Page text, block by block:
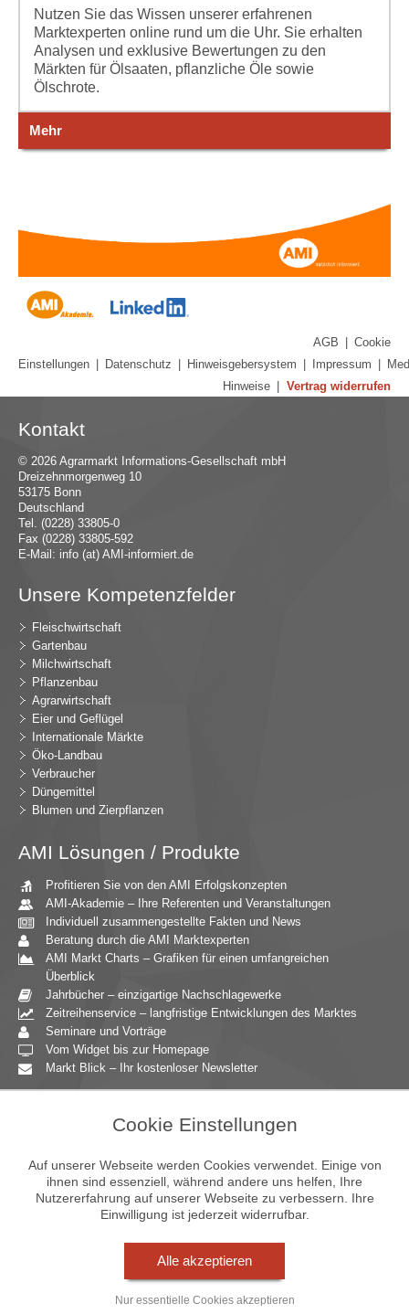
Nutzen Sie das Wissen unserer erfahrenen
Marktexperten online rund um die Uhr. Sie erhalten
Analysen und exklusive Bewertungen zu den
Märkten für Ölsaaten, pflanzliche Öle sowie
Ölschrote.
Mehr
AGB
Cookie
Einstellungen
Datenschutz Hinweisgebersystem Impressum
Hinweise
Vertrag widerrufen
Kontakt
© 2026 Agrarmarkt Informations-Gesellschaft mbH
Dreizehnmorgenweg 10
53175 Bonn
Deutschland
Tel. (0228) 33805-0
Fax (0228) 33805-592
E-Mail: info (at) AMI-informiert.de
Unsere Kompetenzfelder
Fleischwirtschaft
Gartenbau
Milchwirtschaft
Pflanzenbau
Agrarwirtschaft
Eier und Geflügel
Internationale Märkte
Öko-Landbau
Verbraucher
Düngemittel
Blumen und Zierpflanzen
AMI Lösungen / Produkte
Profitieren Sie von den AMI Erfolgskonzepten
AMI-Akademie – Ihre Referenten und Veranstaltungen
Individuell zusammengestellte Fakten und News
Beratung durch die AMI Marktexperten
AMI Markt Charts – Grafiken für einen umfangreichen
Überblick
Jahrbücher – einzigartige Nachschlagewerke
Zeitreihenservice – langfristige Entwicklungen des Marktes
Seminare und Vorträge
Vom Widget bis zur Homepage
Markt Blick – Ihr kostenloser Newsletter
Unternehmensberatung
Ernährungsgewerbe
Einzelhandel
Bildung & Wissenschaft
Cookie Einstellungen
Auf unserer Webseite werden Cookies verwendet. Einige von
ihnen sind essenziell, während andere uns helfen, Ihre
Nutzererfahrung auf unserer Webseite zu verbessern. Ihre
Einwilligung ist jederzeit widerrufbar.
Alle akzeptieren
Nur essentielle Cookies akzeptieren